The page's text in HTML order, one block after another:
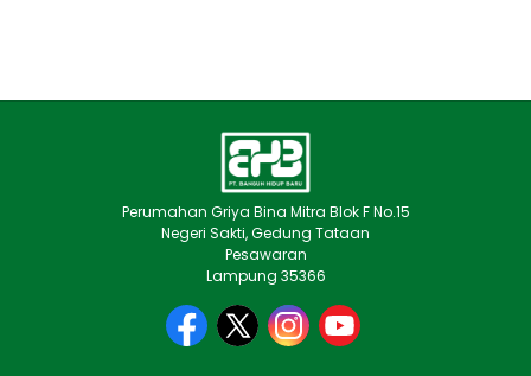
Perumahan Griya Bina Mitra Blok F No.15
Negeri Sakti, Gedung Tataan
Pesawaran
Lampung 35366